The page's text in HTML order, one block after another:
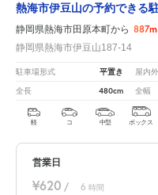
熱海市伊豆山の予約できる
静岡県熱海市田原本町から 887m
静岡県熱海市伊豆山187-14
駐車場形式 平置き 屋内
全長 480cm 全幅
軽 コ 中型 ボックス
営業日
¥620 / 6 時間